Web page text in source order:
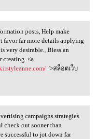
posts, Help make
favor far more details applying
very desirable., Bless an
creating. <a
">สล็อตเว็บ
advertising
campaigns strategies
check out sooner than
successful to jot down far